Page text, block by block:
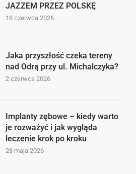
JAZZEM PRZEZ POLSKĘ
18 czerwca 2026
Jaka przyszłość czeka tereny
nad Odrą przy ul. Michalczyka?
2 czerwca 2026
Implanty zębowe – kiedy warto
je rozważyć i jak wygląda
leczenie krok po kroku
28 maja 2026